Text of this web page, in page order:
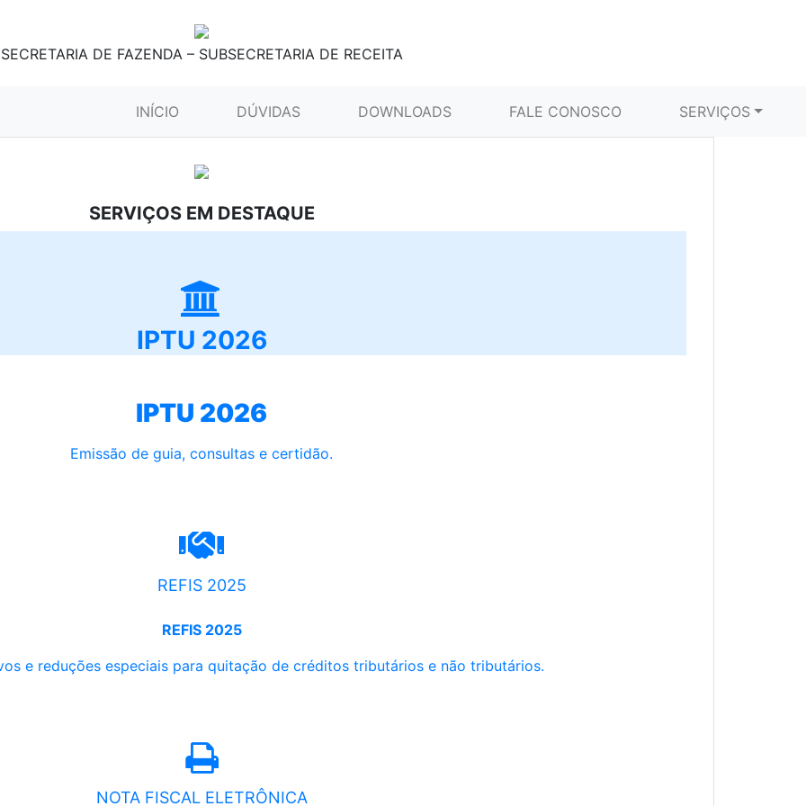
SECRETARIA DE FAZENDA – SUBSECRETARIA DE RECEITA
INÍCIO (CURRENT)DÚVIDAS DOWNLOADS FALE CONOSCO SERVIÇOS
SERVIÇOS EM DESTAQUE
IPTU 2026
IPTU 2026
Emissão de guia, consultas e certidão.
REFIS 2025
REFIS 2025
e reduções especiais para quitação de créditos tributários e não tributários.
NOTA FISCAL ELETRÔNICA